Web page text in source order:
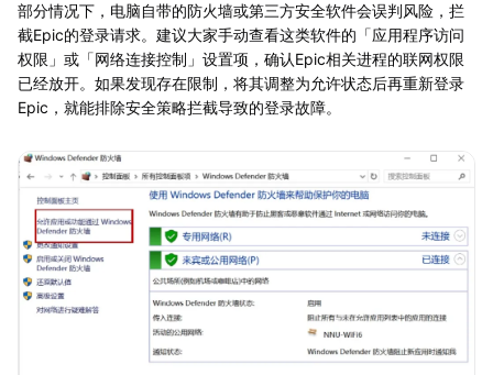
部分情况下，电脑自带的防火墙或第三方安全软件会误判风险，拦
截Epic的登录请求。建议大家手动查看这类软件的「应用程序访问
权限」或「网络连接控制」设置项，确认Epic相关进程的联网权限
已经放开。如果发现存在限制，将其调整为允许状态后再重新登录
Epic，就能排除安全策略拦截导致的登录故障。